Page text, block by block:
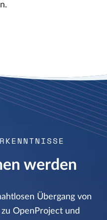
werden
Übergang von
OpenProject und